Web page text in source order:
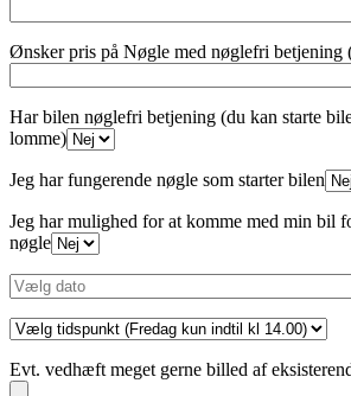
Ønsker pris på Nøgle med nøglefri betjening
Har bilen nøglefri betjening (du kan starte
lomme)
Jeg har fungerende nøgle som starter bilen
Jeg har mulighed for at komme med min bil
nøgle
Evt. vedhæft meget gerne billed af